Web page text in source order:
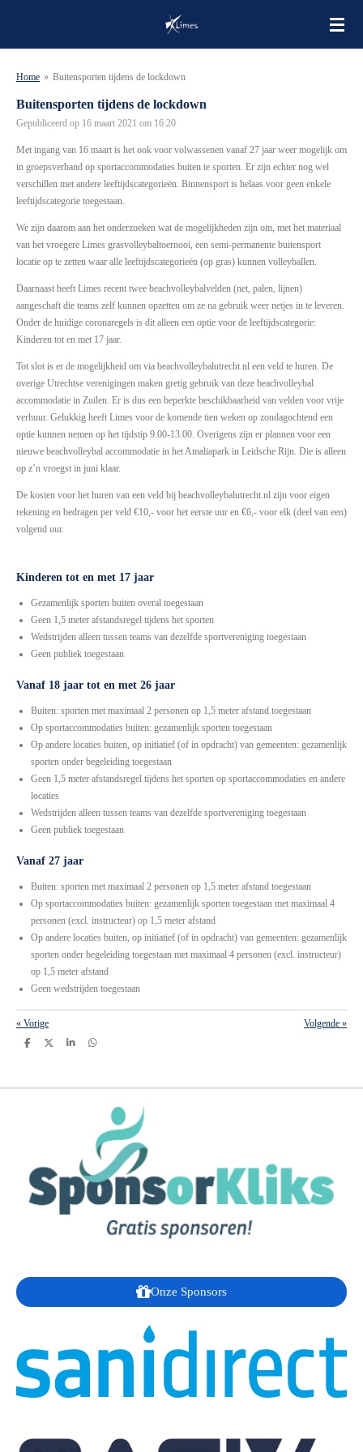
naar
hoofdinhoud
Home » Buitensporten tijdens de lockdown
Buitensporten tijdens de lockdown
Gepubliceerd op 16 maart 2021 om 16:20
Met ingang van 16 maart is het ook voor volwassenen vanaf 27 jaar weer mogelijk om
in groepsverband op sportaccommodaties buiten te sporten. Er zijn echter nog wel
verschillen met andere leeftijdscategorieën. Binnensport is helaas voor geen enkele
leeftijdscategorie toegestaan.
We zijn daarom aan het onderzoeken wat de mogelijkheden zijn om, met het materiaal
van het vroegere Limes grasvolleybaltoernooi, een semi-permanente buitensport
locatie op te zetten waar alle leeftijdscategorieën (op gras) kunnen volleyballen.
Daarnaast heeft Limes recent twee beachvolleybalvelden (net, palen, lijnen)
aangeschaft die teams zelf kunnen opzetten om ze na gebruik weer netjes in te leveren.
Onder de huidige coronaregels is dit alleen een optie voor de leeftijdscategorie:
Kinderen tot en met 17 jaar.
Tot slot is er de mogelijkheid om via beachvolleybalutrecht.nl een veld te huren. De
overige Utrechtse verenigingen maken gretig gebruik van deze beachvolleybal
accommodatie in Zuilen. Er is dus een beperkte beschikbaarheid van velden voor vrije
verhuur. Gelukkig heeft Limes voor de komende tien weken op zondagochtend een
optie kunnen nemen op het tijdstip 9.00-13.00. Overigens zijn er plannen voor een
nieuwe beachvolleybal accommodatie in het Amaliapark in Leidsche Rijn. Die is alleen
op z’n vroegst in juni klaar.
De kosten voor het huren van een veld bij beachvolleybalutrecht.nl zijn voor eigen
rekening en bedragen per veld €10,- voor het eerste uur en €6,- voor elk (deel van een)
volgend uur.
Kinderen tot en met 17 jaar
Gezamenlijk sporten buiten overal toegestaan
Geen 1,5 meter afstandsregel tijdens het sporten
Wedstrijden alleen tussen teams van dezelfde sportvereniging toegestaan
Geen publiek toegestaan
Vanaf 18 jaar tot en met 26 jaar
Buiten: sporten met maximaal 2 personen op 1,5 meter afstand toegestaan
Op sportaccommodaties buiten: gezamenlijk sporten toegestaan
Op andere locaties buiten, op initiatief (of in opdracht) van gemeenten: gezamenlijk
sporten onder begeleiding toegestaan
Geen 1,5 meter afstandsregel tijdens het sporten op sportaccommodaties en andere
locaties
Wedstrijden alleen tussen teams van dezelfde sportvereniging toegestaan
Geen publiek toegestaan
Vanaf 27 jaar
Buiten: sporten met maximaal 2 personen op 1,5 meter afstand toegestaan
Op sportaccommodaties buiten: gezamenlijk sporten toegestaan met maximaal 4
personen (excl. instructeur) op 1,5 meter afstand
Op andere locaties buiten, op initiatief (of in opdracht) van gemeenten: gezamenlijk
sporten onder begeleiding toegestaan met maximaal 4 personen (excl. instructeur)
op 1,5 meter afstand
Geen wedstrijden toegestaan
« Vorige Volgende »
D
n
D
S
e
D
n
Onze Sponsors